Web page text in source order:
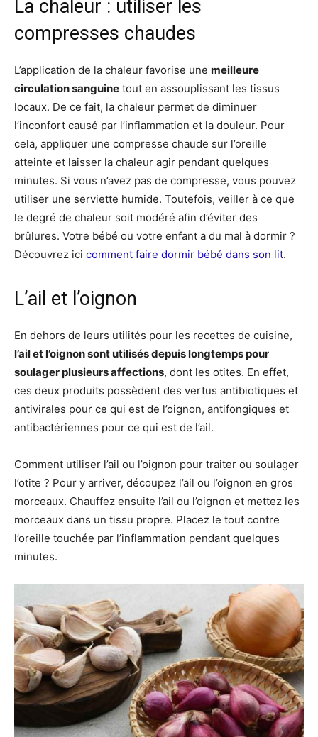
La chaleur : utiliser les
compresses chaudes
L’application de la chaleur favorise une meilleure
circulation sanguine tout en assouplissant les tissus
locaux. De ce fait, la chaleur permet de diminuer
l’inconfort causé par l’inflammation et la douleur. Pour
cela, appliquer une compresse chaude sur l’oreille
atteinte et laisser la chaleur agir pendant quelques
minutes. Si vous n’avez pas de compresse, vous pouvez
utiliser une serviette humide. Toutefois, veiller à ce que
le degré de chaleur soit modéré afin d’éviter des
brûlures. Votre bébé ou votre enfant a du mal à dormir ?
Découvrez ici comment faire dormir bébé dans son lit.
L’ail et l’oignon
En dehors de leurs utilités pour les recettes de cuisine,
l’ail et l’oignon sont utilisés depuis longtemps pour
soulager plusieurs affections, dont les otites. En effet,
ces deux produits possèdent des vertus antibiotiques et
antivirales pour ce qui est de l’oignon, antifongiques et
antibactériennes pour ce qui est de l’ail.
Comment utiliser l’ail ou l’oignon pour traiter ou soulager
l’otite ? Pour y arriver, découpez l’ail ou l’oignon en gros
morceaux. Chauffez ensuite l’ail ou l’oignon et mettez les
morceaux dans un tissu propre. Placez le tout contre
l’oreille touchée par l’inflammation pendant quelques
minutes.